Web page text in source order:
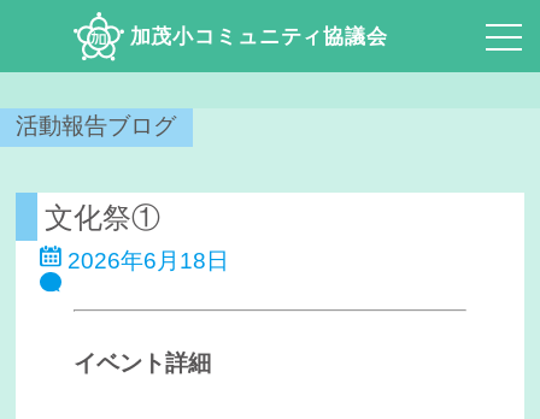
加茂小コミュニティ協議会
活動報告ブログ
文化祭①
2026年6月18日
イベント詳細